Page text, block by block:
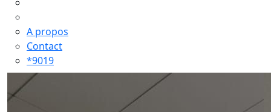
A propos
Contact
*9019